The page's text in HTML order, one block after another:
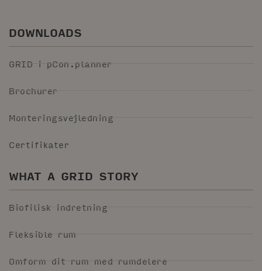
DOWNLOADS
GRID i pCon.planner
Brochurer
Monteringsvejledning
Certifikater
WHAT A GRID STORY
Biofilisk indretning
Fleksible rum
Omform dit rum med rumdelere